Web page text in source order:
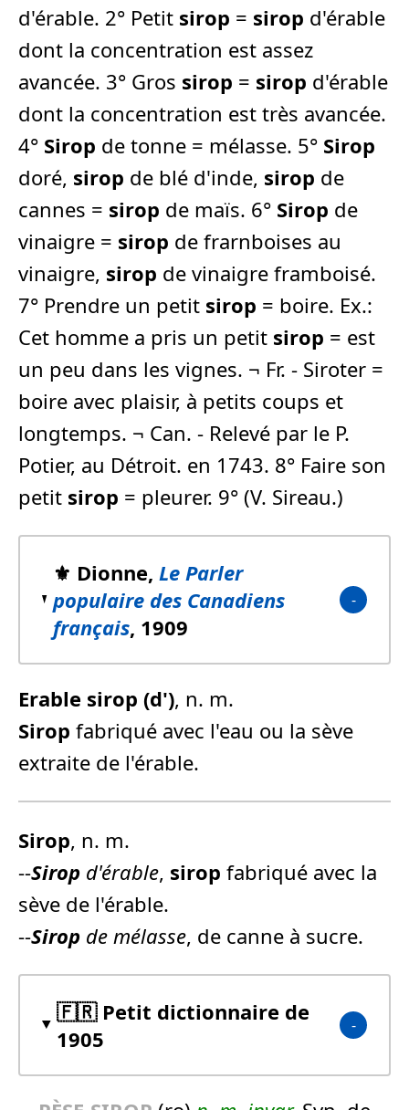
d'érable. 2° Petit sirop = sirop d'érable
dont la concentration est assez
avancée. 3° Gros sirop = sirop d'érable
dont la concentration est très avancée.
4° Sirop de tonne = mélasse. 5° Sirop
doré, sirop de blé d'inde, sirop de
cannes = sirop de maïs. 6° Sirop de
vinaigre = sirop de frarnboises au
vinaigre, sirop de vinaigre framboisé.
7° Prendre un petit sirop = boire. Ex.:
Cet homme a pris un petit sirop = est
un peu dans les vignes. ¬ Fr. - Siroter =
boire avec plaisir, à petits coups et
longtemps. ¬ Can. - Relevé par le P.
Potier, au Détroit. en 1743. 8° Faire son
petit sirop = pleurer. 9° (V. Sireau.)
⚜️ Dionne, Le Parler
populaire des Canadiens
français, 1909
Erable sirop (d'), n. m.
Sirop fabriqué avec l'eau ou la sève
extraite de l'érable.
Sirop, n. m.
--Sirop d'érable, sirop fabriqué avec la
sève de l'érable.
--Sirop de mélasse, de canne à sucre.
🇫🇷 Petit dictionnaire de
1905